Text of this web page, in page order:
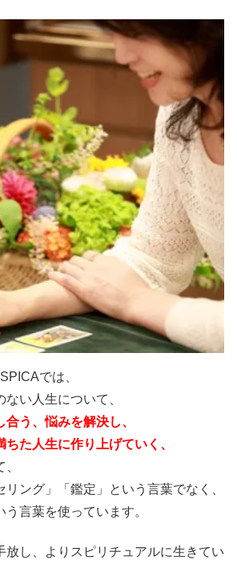
では、
い人生について、
う、悩みを解決し、
た人生に作り上げていく、
リング」「鑑定」という言葉でなく、
う言葉を使っています。
放し、よりスピリチュアルに生きてい